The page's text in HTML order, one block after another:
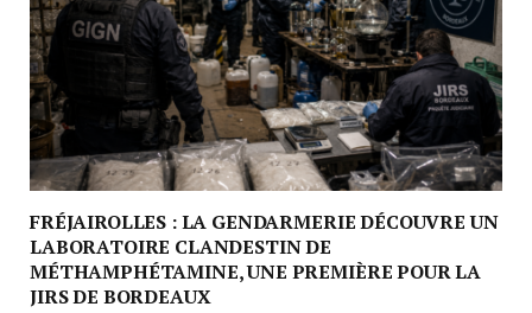
FRÉJAIROLLES : LA GENDARMERIE DÉCOUVRE UN
LABORATOIRE CLANDESTIN DE
MÉTHAMPHÉTAMINE, UNE PREMIÈRE POUR LA
JIRS DE BORDEAUX